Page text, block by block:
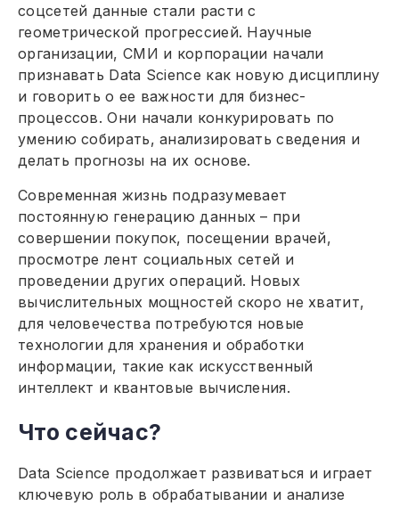
соцсетей данные стали расти с
геометрической прогрессией. Научные
организации, СМИ и корпорации начали
признавать Data Science как новую дисциплину
и говорить о ее важности для бизнес-
процессов. Они начали конкурировать по
умению собирать, анализировать сведения и
делать прогнозы на их основе.
Современная жизнь подразумевает
постоянную генерацию данных – при
совершении покупок, посещении врачей,
просмотре лент социальных сетей и
проведении других операций. Новых
вычислительных мощностей скоро не хватит,
для человечества потребуются новые
технологии для хранения и обработки
информации, такие как искусственный
интеллект и квантовые вычисления.
Что сейчас?
Data Science продолжает развиваться и играет
ключевую роль в обрабатывании и анализе